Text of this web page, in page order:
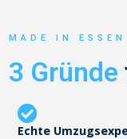
MADE IN ESSEN
3 Gründe
Echte